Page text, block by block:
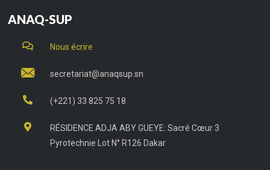
ANAQ-SUP
Nous écrire
secretariat@anaqsup.sn
(+221) 33 825 75 18
RÉSIDENCE ADJA ABY GUEYE: Sacré Cœur 3
Pyrotechnie Lot N° R126 Dakar